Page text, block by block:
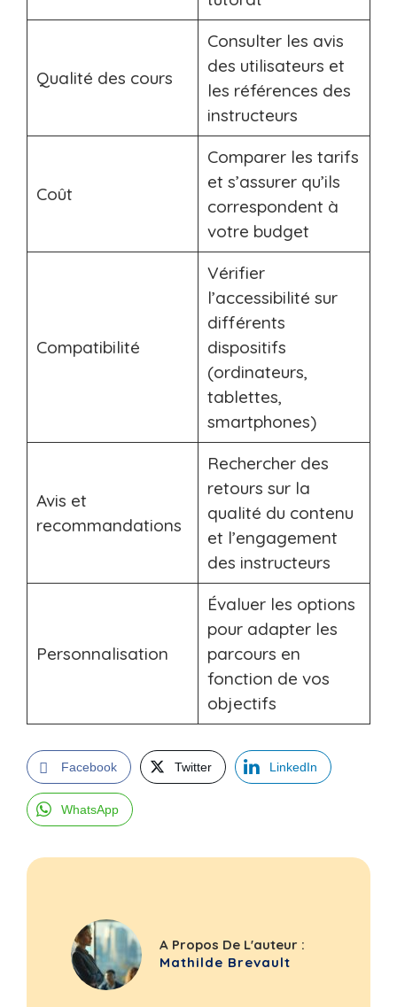
Qualité des cours
Consulter les avis
des utilisateurs et
les références des
instructeurs
Coût
Comparer les tarifs
et s’assurer qu’ils
correspondent à
votre budget
Compatibilité
Vérifier
l’accessibilité sur
différents
dispositifs
(ordinateurs,
tablettes,
smartphones)
Avis et
recommandations
Rechercher des
retours sur la
qualité du contenu
et l’engagement
des instructeurs
Personnalisation
Évaluer les options
pour adapter les
parcours en
fonction de vos
objectifs
Facebook Twitter LinkedIn
WhatsApp
A Propos De L'auteur :
Mathilde Brevault